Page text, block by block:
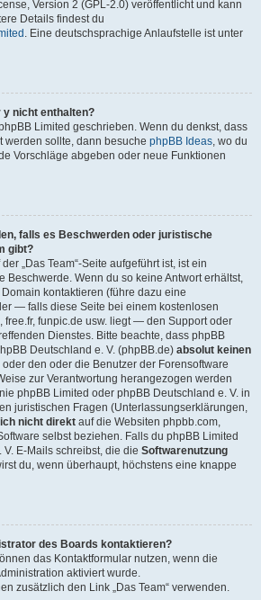
Version 2 (GPL-2.0) veröffentlicht und kann
Details findest du
. Eine deutschsprachige Anlaufstelle ist unter
y nicht enthalten?
Limited geschrieben. Wenn du denkst, dass
werden sollte, dann besuche phpBB Ideas, wo du
Vorschläge abgeben oder neue Funktionen
falls es Beschwerden oder juristische
gibt?
„Das Team“-Seite aufgeführt ist, ist ein
Beschwerde. Wenn du so keine Antwort erhältst,
kontaktieren (führe dazu eine
— falls diese Seite bei einem kostenlosen
free.fr, funpic.de usw. liegt — den Support oder
Dienstes. Bitte beachte, dass phpBB
Deutschland e. V. (phpBB.de) absolut keinen
den oder die Benutzer der Forensoftware
zur Verantwortung herangezogen werden
phpBB Limited oder phpBB Deutschland e. V. in
juristischen Fragen (Unterlassungserklärungen,
nicht direkt auf die Websiten phpbb.com,
selbst beziehen. Falls du phpBB Limited
E-Mails schreibst, die die Softwarenutzung
du, wenn überhaupt, höchstens eine knappe
des Boards kontaktieren?
das Kontaktformular nutzen, wenn die
aktiviert wurde.
zusätzlich den Link „Das Team“ verwenden.